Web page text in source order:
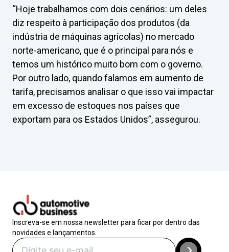
“Hoje trabalhamos com dois cenários: um deles
diz respeito à participação dos produtos (da
indústria de máquinas agrícolas) no mercado
norte-americano, que é o principal para nós e
temos um histórico muito bom com o governo.
Por outro lado, quando falamos em aumento de
tarifa, precisamos analisar o que isso vai impactar
em excesso de estoques nos países que
exportam para os Estados Unidos”, assegurou.
Inscreva-se em nossa newsletter para ficar por dentro das
novidades e lançamentos.